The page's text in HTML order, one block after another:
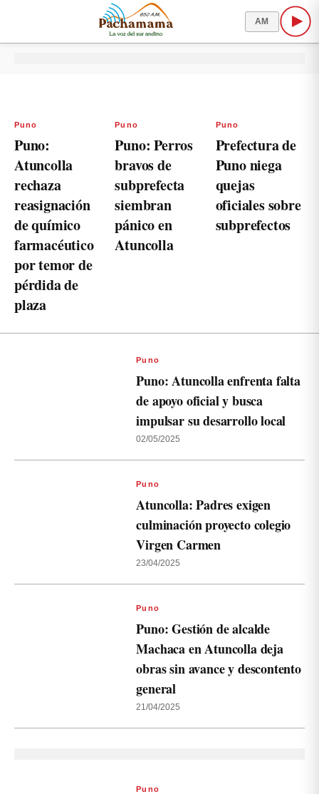
AM
Puno
Puno:
Atuncolla
rechaza
reasignación
de químico
farmacéutico
por temor de
pérdida de
plaza
Puno
Puno: Perros
bravos de
subprefecta
siembran
pánico en
Atuncolla
Puno
Prefectura de
Puno niega
quejas
oficiales sobre
subprefectos
Puno
Puno: Atuncolla enfrenta falta
de apoyo oficial y busca
impulsar su desarrollo local
02/05/2025
Puno
Atuncolla: Padres exigen
culminación proyecto colegio
Virgen Carmen
23/04/2025
Puno
Puno: Gestión de alcalde
Machaca en Atuncolla deja
obras sin avance y descontento
general
21/04/2025
Puno